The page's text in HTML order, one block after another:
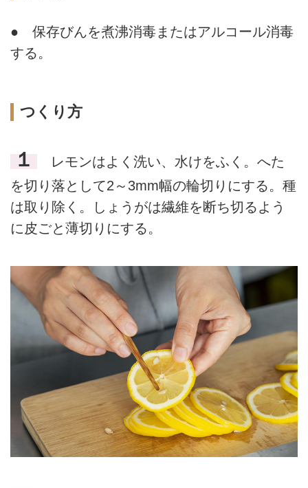
● 保存びんを煮沸消毒またはアルコール消毒
する。
つくり方
１
レモンはよく洗い、水けをふく。へた
を切り落として2～3mm幅の輪切りにする。種
は取り除く。しょうがは繊維を断ち切るよう
に皮ごと薄切りにする。